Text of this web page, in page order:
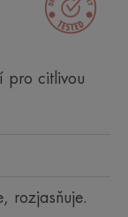
pro citlivou
rozjasňuje.